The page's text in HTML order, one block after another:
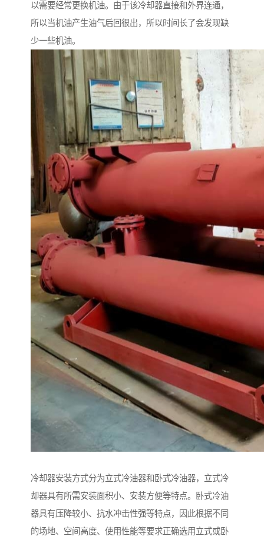
以需要经常更换机油。由于该冷却器直接和外界连通，
所以当机油产生油气后回很出，所以时间长了会发现缺
少一些机油。
冷却器安装方式分为立式冷油器和卧式冷油器，立式冷
却器具有所需安装面积小、安装方便等特点。卧式冷油
器具有压降较小、抗水冲击性强等特点，因此根据不同
的场地、空间高度、使用性能等要求正确选用立式或卧